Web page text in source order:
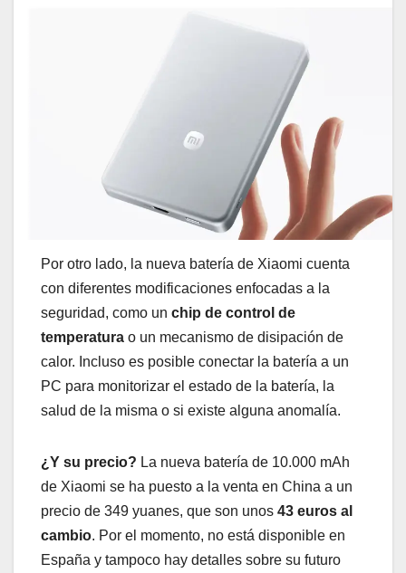
Por otro lado, la nueva batería de Xiaomi cuenta
con diferentes modificaciones enfocadas a la
seguridad, como un chip de control de
temperatura o un mecanismo de disipación de
calor. Incluso es posible conectar la batería a un
PC para monitorizar el estado de la batería, la
salud de la misma o si existe alguna anomalía.
¿Y su precio? La nueva batería de 10.000 mAh
de Xiaomi se ha puesto a la venta en China a un
precio de 349 yuanes, que son unos 43 euros al
cambio. Por el momento, no está disponible en
España y tampoco hay detalles sobre su futuro